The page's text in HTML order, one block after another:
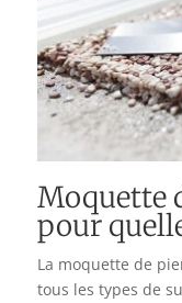
Moquette
pour
La moquette de
tous les types de